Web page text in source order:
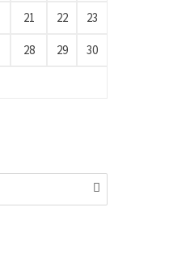
21 22 23
28 29 30